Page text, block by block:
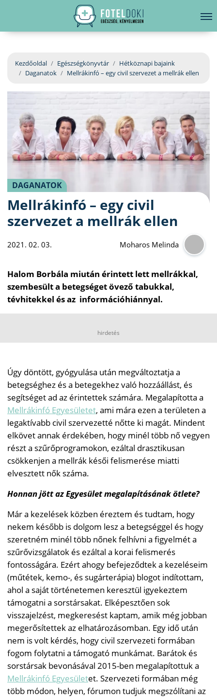
EGÉSZSÉGKÖNYVTÁR
BETEGSÉGKALAUZ
ÜGYELETKERESŐ
ORVOS VÁLASZOL
ORVOSKERESŐ
hirdetés
Kezdőoldal Egészségkönyvtár
Hétköznapi bajaink
Daganatok
Mellrákinfó – egy civil szervezet a mellrák ellen
DAGANATOK
Mellrákinfó – egy civil
szervezet a mellrák ellen
2021. 02. 03. Moharos Melinda
Halom Borbála miután érintett lett mellrákkal,
szembesült a betegséget övező tabukkal,
tévhitekkel és az információhiánnyal.
hirdetés
Úgy döntött, gyógyulása után megváltoztatja a
betegséghez és a betegekhez való hozzáállást, és
segítséget ad az érintettek számára. Megalapította a
Mellrákinfó Egyesületet, ami mára ezen a területen a
legaktívabb civil szervezetté nőtte ki magát. Mindent
elkövet annak érdekében, hogy minél több nő vegyen
részt a szűrőprogramokon, ezáltal drasztikusan
csökkenjen a mellrák késői felismerése miatti
elvesztett nők száma.
Honnan jött az Egyesület megalapításának ötlete?
Már a kezelések közben éreztem és tudtam, hogy
nekem később is dolgom lesz a betegséggel és hogy
szeretném minél több nőnek felhívni a figyelmét a
szűrővizsgálatok és ezáltal a korai felismerés
fontosságára. Ezért ahogy befejeződtek a kezeléseim
(műtétek, kemo-, és sugárterápia) blogot indítottam,
ahol a saját történetemen keresztül igyekeztem
támogatni a sorstársakat. Elképesztően sok
visszajelzést, megkeresést kaptam, amik még jobban
megerősítettek az elhatározásomban. Egy idő után
nem is volt kérdés, hogy civil szervezeti formában
fogom folytatni a támogató munkámat. Barátok és
sorstársak bevonásával 2015-ben megalapítottuk a
Mellrákinfó Egyesületet. Szervezeti formában még
több módon, helyen, fórumon tudjuk megszólítani az